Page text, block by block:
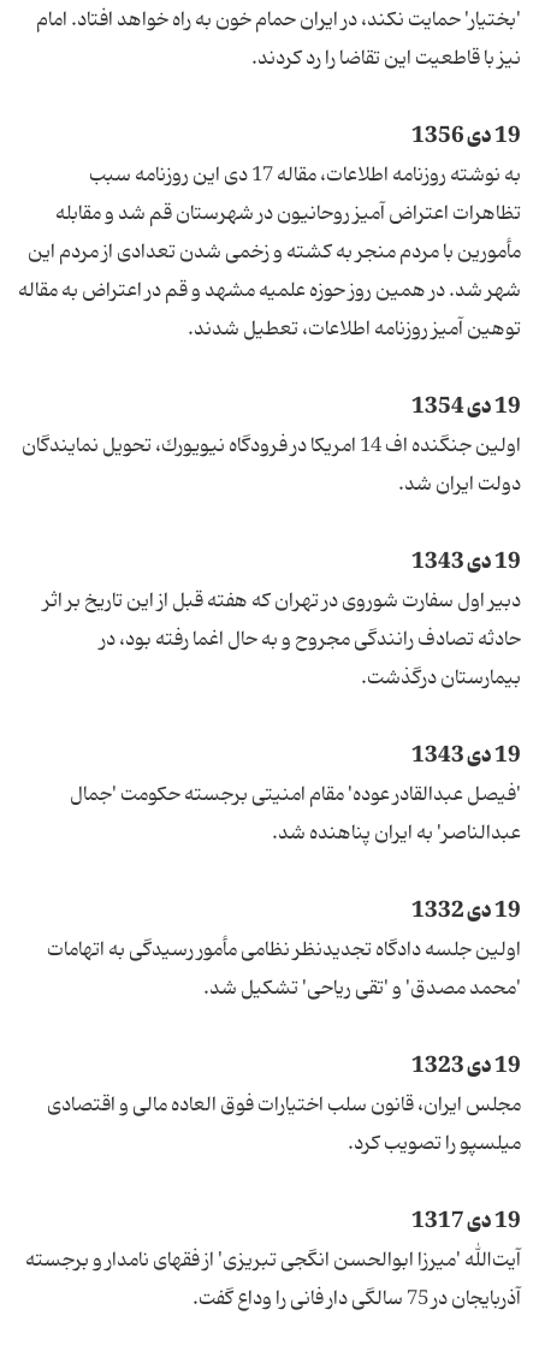
'بختیار' حمایت نكند، در ایران حمام خون به راه خواهد افتاد. امام
نیز با قاطعیت این تقاضا را رد كردند.
19 دی 1356
به نوشته روزنامه اطلاعات، مقاله 17 دی این روزنامه سبب
تظاهرات اعتراض ‌آمیز روحانیون در شهرستان قم شد و مقابله
مأمورین با مردم منجر به كشته و زخمی شدن تعدادی از مردم این
شهر شد. در همین روز حوزه علمیه مشهد و قم در اعتراض به مقاله
توهین ‌آمیز روزنامه اطلاعات، تعطیل شدند.
19 دی 1354
اولین جنگنده اف 14 امریكا در فرودگاه نیویورك، تحویل نمایندگان
دولت ایران شد.
19 دی 1343
دبیر اول سفارت شوروی در تهران كه هفته قبل از این تاریخ بر اثر
حادثه تصادف رانندگی مجروح و به حال اغما رفته بود، در
بیمارستان درگذشت.
19 دی 1343
'فیصل عبدالقادر عوده' مقام امنیتی برجسته حكومت 'جمال
عبدالناصر' به ایران پناهنده شد.
19 دی 1332
اولین جلسه دادگاه تجدیدنظر نظامی مأمور رسیدگی به اتهامات
'محمد مصدق' و 'تقی ریاحی' تشكیل شد.
19 دی 1323
مجلس ایران، قانون سلب اختیارات فوق‌ العاده مالی و اقتصادی
میلسپو را تصویب كرد.
19 دی 1317
آیت‌الله 'میرزا ابوالحسن انگجی تبریزی' از فقهای نامدار و برجسته
آذربایجان در 75 سالگی دار فانی را وداع گفت.